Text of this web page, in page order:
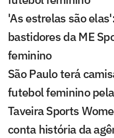
'As estrelas são
bastidores da ME
feminino
São Paulo terá
futebol feminino
Taveira Sports
conta história da